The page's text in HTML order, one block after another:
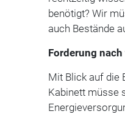
benötigt? Wir
auch Bestände
Forderung
Mit Blick auf die
Kabinett müsse